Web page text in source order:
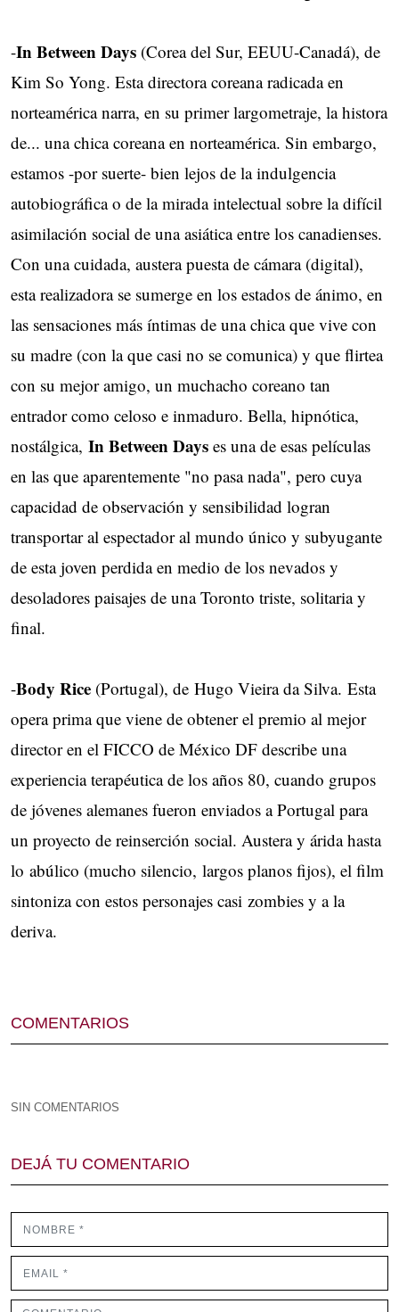
-In Between Days (Corea del Sur, EEUU-Canadá), de
Kim So Yong. Esta directora coreana radicada en
norteamérica narra, en su primer largometraje, la histora
de... una chica coreana en norteamérica. Sin embargo,
estamos -por suerte- bien lejos de la indulgencia
autobiográfica o de la mirada intelectual sobre la difícil
asimilación social de una asiática entre los canadienses.
Con una cuidada, austera puesta de cámara (digital),
esta realizadora se sumerge en los estados de ánimo, en
las sensaciones más íntimas de una chica que vive con
su madre (con la que casi no se comunica) y que flirtea
con su mejor amigo, un muchacho coreano tan
entrador como celoso e inmaduro. Bella, hipnótica,
nostálgica, In Between Days es una de esas películas
en las que aparentemente "no pasa nada", pero cuya
capacidad de observación y sensibilidad logran
transportar al espectador al mundo único y subyugante
de esta joven perdida en medio de los nevados y
desoladores paisajes de una Toronto triste, solitaria y
final.
-Body Rice (Portugal), de Hugo Vieira da Silva. Esta
opera prima que viene de obtener el premio al mejor
director en el FICCO de México DF describe una
experiencia terapéutica de los años 80, cuando grupos
de jóvenes alemanes fueron enviados a Portugal para
un proyecto de reinserción social. Austera y árida hasta
lo abúlico (mucho silencio, largos planos fijos), el film
sintoniza con estos personajes casi zombies y a la
deriva.
COMENTARIOS
SIN COMENTARIOS
DEJÁ TU COMENTARIO